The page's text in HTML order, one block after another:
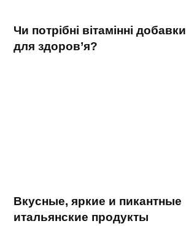
Чи потрібні вітамінні добавки
для здоров’я?
Вкусные, яркие и пикантные
итальянские продукты